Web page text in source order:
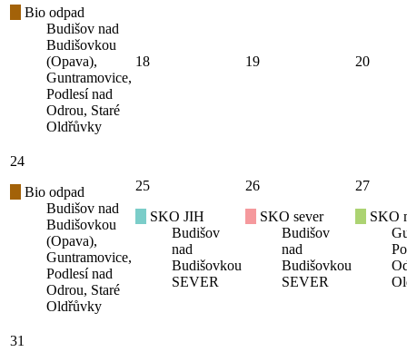
Bio odpad
Budišov nad
Budišovkou
(Opava),
Guntramovice,
Podlesí nad
Odrou, Staré
Oldřůvky
18 19 20
24
Bio odpad
Budišov nad
Budišovkou
(Opava),
Guntramovice,
Podlesí nad
Odrou, Staré
Oldřůvky
25
SKO JIH
Budišov
nad
Budišovkou
SEVER
26
SKO sever
Budišov
nad
Budišovkou
SEVER
27
SKO
31